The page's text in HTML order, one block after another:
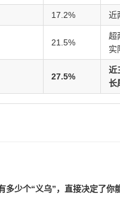
17.2% 近
21.5%
超
实
27.5%
近
长
少个“义乌”，直接决定了你